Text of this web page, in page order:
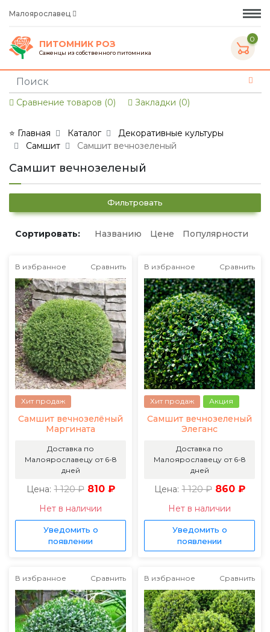
Малоярославец
ПИТОМНИК РОЗ
Саженцы из собственного питомника
0
Сравнение товаров (0) Закладки (0)
⭐ Главная Каталог
Декоративные культуры
Самшит
Самшит вечнозеленый
Самшит вечнозеленый
Фильтровать
Сортировать: Названию Цене Популярности
В избранное Сравнить
Хит продаж
Самшит вечнозелёный
Маргината
Доставка по
Малоярославецу от 6-8
дней
Цена: 1 120 ₽ 810 ₽
Нет в наличии
Уведомить о
появлении
В избранное Сравнить
Хит продаж Акция
Самшит вечнозеленый
Элеганс
Доставка по
Малоярославецу от 6-8
дней
Цена: 1 120 ₽ 860 ₽
Нет в наличии
Уведомить о
появлении
В избранное Сравнить В избранное Сравнить